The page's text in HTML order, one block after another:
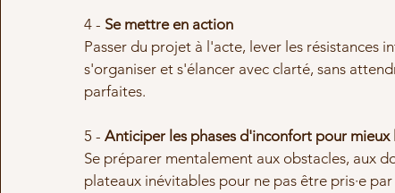
4 - Se mettre en action
Passer du projet à l'acte, lever les résistances
s'organiser et s'élancer avec clarté, sans
parfaites.
5 -Anticiper les phases d'inconfort pour mieux
Se préparer mentalement aux obstacles, aux
plateaux inévitables pour ne pas être pris·e